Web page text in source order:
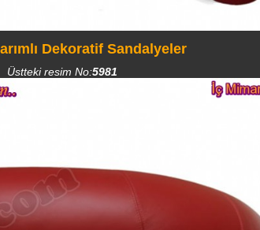
Dekoratif Sandalyeler
Üstteki resim No:5981